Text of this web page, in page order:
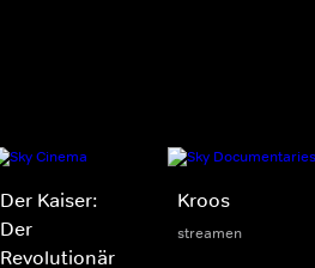
Der Kaiser:
Der
Revolutionär
Kroos
streamen